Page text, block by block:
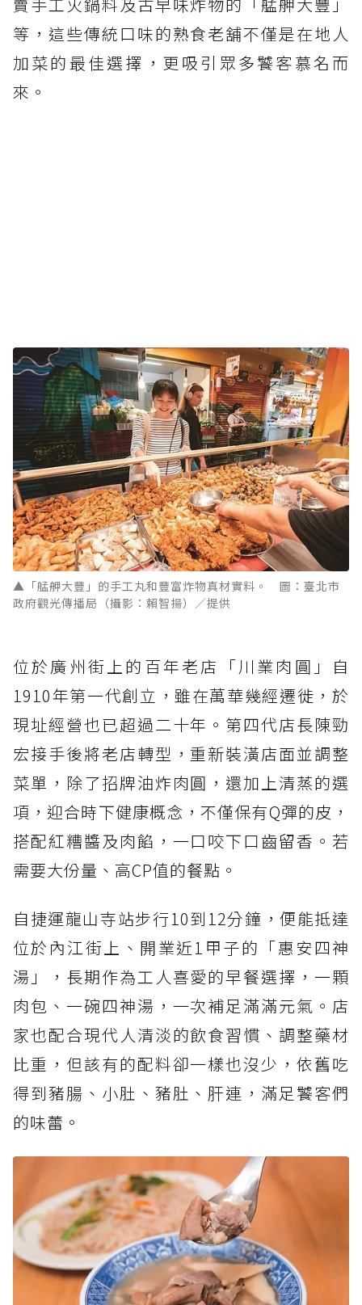
等，這些傳統口味的熟食老舖不僅是在地人
加菜的最佳選擇，更吸引眾多饕客慕名而
來。
▲「艋舺大豐」的手工丸和豐富炸物真材實料。 圖：臺北市
政府觀光傳播局（攝影：賴智揚）／提供
位於廣州街上的百年老店「川業肉圓」自
1910年第一代創立，雖在萬華幾經遷徙，於
現址經營也已超過二十年。第四代店長陳勁
宏接手後將老店轉型，重新裝潢店面並調整
菜單，除了招牌油炸肉圓，還加上清蒸的選
項，迎合時下健康概念，不僅保有Q彈的皮，
搭配紅糟醬及肉餡，一口咬下口齒留香。若
需要大份量、高CP值的餐點。
自捷運龍山寺站步行10到12分鐘，便能抵達
位於內江街上、開業近1甲子的「惠安四神
湯」，長期作為工人喜愛的早餐選擇，一顆
肉包、一碗四神湯，一次補足滿滿元氣。店
家也配合現代人清淡的飲食習慣、調整藥材
比重，但該有的配料卻一樣也沒少，依舊吃
得到豬腸、小肚、豬肚、肝連，滿足饕客們
的味蕾。